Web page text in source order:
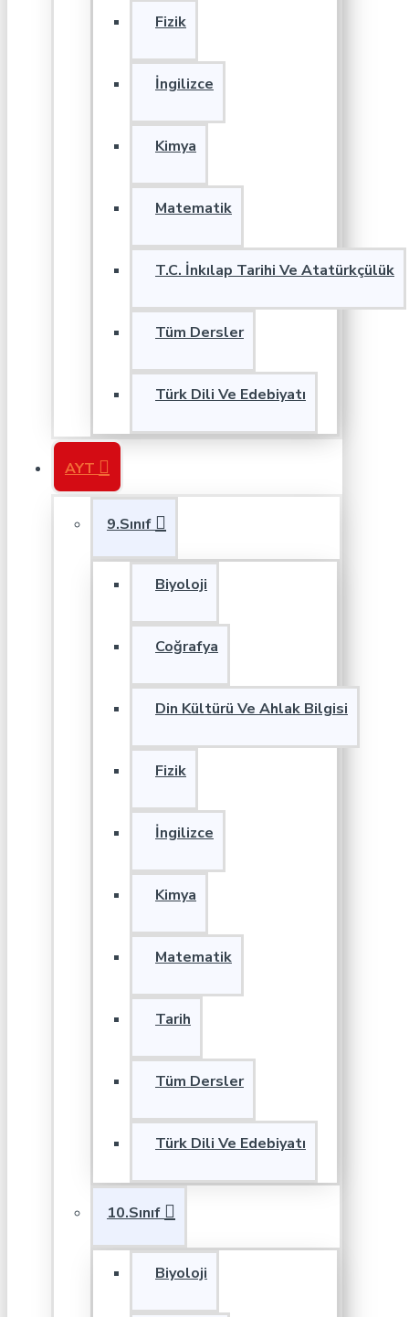
Fizik
İngilizce
Kimya
Matematik
T.C. İnkılap Tarihi Ve Atatürkçülük
Tüm Dersler
Türk Dili Ve Edebiyatı
AYT
9.Sınıf
Biyoloji
Coğrafya
Din Kültürü Ve Ahlak Bilgisi
Fizik
İngilizce
Kimya
Matematik
Tarih
Tüm Dersler
Türk Dili Ve Edebiyatı
10.Sınıf
Biyoloji